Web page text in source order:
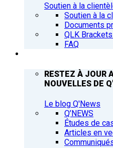
Soutien à la
Soutien à la
Documents
QLK
FAQ
RESTEZ À JOUR
NOUVELLES DE
Le blog Q'News
Q’NEWS
Études de
Articles en